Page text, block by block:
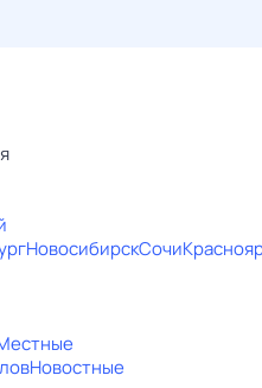
НовосибирскСочи
Новостные